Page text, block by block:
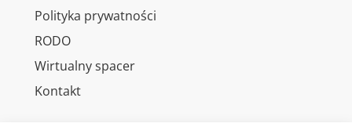
Polityka prywatności
RODO
Wirtualny spacer
Kontakt